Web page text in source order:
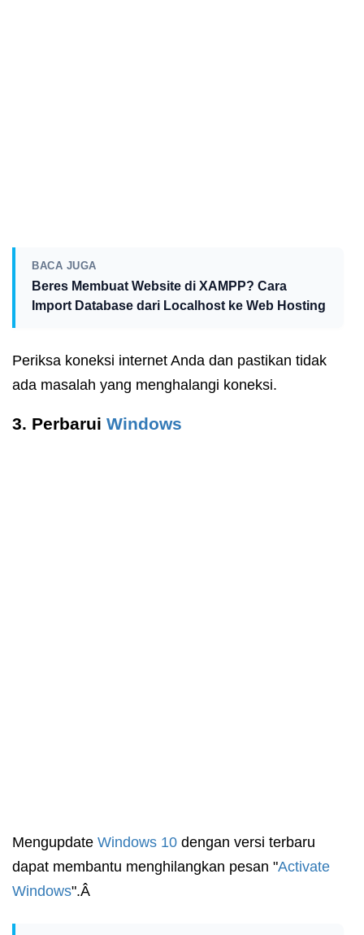
BACA JUGA
Beres Membuat Website di XAMPP? Cara
Import Database dari Localhost ke Web Hosting
Periksa koneksi internet Anda dan pastikan tidak
ada masalah yang menghalangi koneksi.
3. Perbarui Windows
Mengupdate Windows 10 dengan versi terbaru
dapat membantu menghilangkan pesan "Activate
Windows".Â